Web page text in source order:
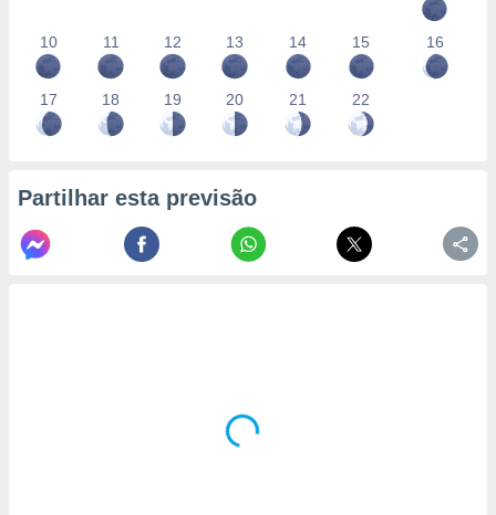
10 11 12 13 14 15 16
17 18 19 20 21 22
Partilhar esta previsão